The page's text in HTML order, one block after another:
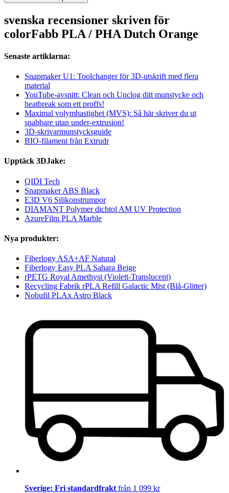
svenska recensioner skriven för
colorFabb PLA / PHA Dutch Orange
Senaste artiklarna:
Snapmaker U1: Toolchanger för 3D-utskrift med flera
material
YouTube-avsnitt: Clean och Unclog ditt munstycke och
heatbreak som ett proffs!
Maximal volymhastighet (MVS): Så här skriver du ut
snabbare utan under-extrusion!
3D-skrivarmunstycksguide
BIO-filament från Extrudr
Upptäck 3DJake:
QIDI Tech
Snapmaker ABS Black
E3D V6 Silikonstrumpor
DIAMANT Polymer dichtol AM UV Protection
AzureFilm PLA Marble
Nya produkter:
Fiberlogy ASA+AF Natural
Fiberlogy Easy PLA Sahara Beige
rPETG Royal Amethyst (Violett-Translucent)
Recycling Fabrik rPLA Refill Galactic Mist (Blå-Glitter)
Nobufil PLAx Astro Black
Sverige: Fri standardfrakt från 1 099 kr